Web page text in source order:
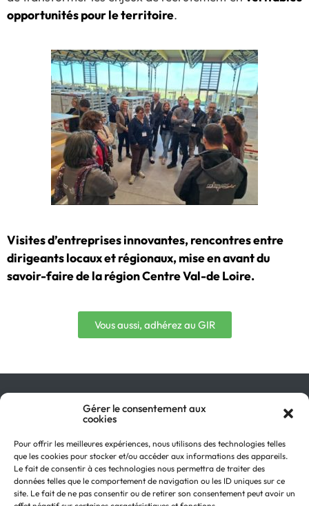
Gérer le consentement aux
cookies
Pour offrir les meilleures expériences, nous utilisons des technologies telles
que les cookies pour stocker et/ou accéder aux informations des appareils.
Le fait de consentir à ces technologies nous permettra de traiter des
données telles que le comportement de navigation ou les ID uniques sur ce
site. Le fait de ne pas consentir ou de retirer son consentement peut avoir un
opportunités pour le territoire.
Visites d’entreprises innovantes, rencontres entre
dirigeants locaux et régionaux, mise en avant du
savoir-faire de la région Centre Val-de Loire.
Vous aussi, adhérez au GIR
Qu’est-ce que le GIR ?
Pourquoi adhérer ?
On parle de nous !
Actualités
Contactez-nous
Recevez notre Newsletter
Recrutements
Retour en
haut